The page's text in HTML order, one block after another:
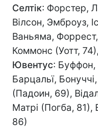
Селтік: Форстер,
Вілсон, Эмброуз,
Ваньяма,
Коммонс (Уотт,
Ювентус: Буффон,
Барцальї,
(Падоин, 69),
Матрі (Погба, 81),
86)